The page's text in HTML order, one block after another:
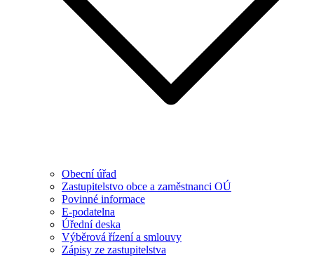
Obecní úřad
Zastupitelstvo obce a zaměstnanci OÚ
Povinné informace
E-podatelna
Úřední deska
Výběrová řízení a smlouvy
Zápisy ze zastupitelstva